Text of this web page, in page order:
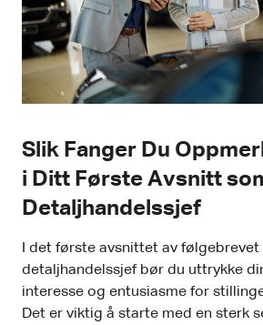
Slik Fanger Du
i Ditt Første Avsnitt
Detaljhandelssjef
I det første avsnittet av følgebrevet
detaljhandelssjef bør du uttrykke
interesse og entusiasme for
Det er viktig å starte med en sterk